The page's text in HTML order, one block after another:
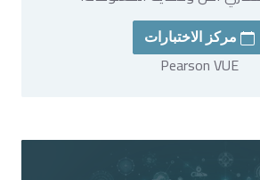
مركز الاختبارات
Pearson VUE